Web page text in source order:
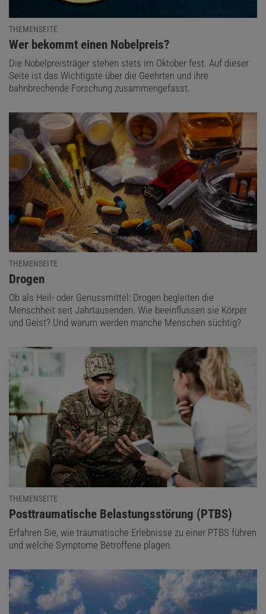
THEMENSEITE
:
Wer bekommt einen Nobelpreis?
Die Nobelpreisträger stehen stets im Oktober fest. Auf dieser
Seite ist das Wichtigste über die Geehrten und ihre
bahnbrechende Forschung zusammengefasst.
THEMENSEITE
:
Drogen
Ob als Heil- oder Genussmittel: Drogen begleiten die
Menschheit seit Jahrtausenden. Wie beeinflussen sie Körper
und Geist? Und warum werden manche Menschen süchtig?
THEMENSEITE
:
Posttraumatische Belastungsstörung (PTBS)
Erfahren Sie, wie traumatische Erlebnisse zu einer PTBS führen
und welche Symptome Betroffene plagen.